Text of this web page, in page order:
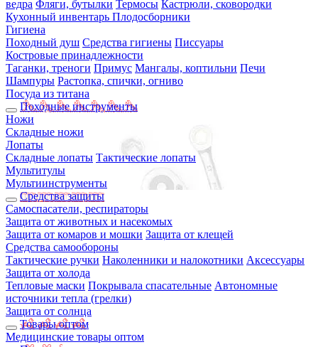
ведра Фляги, бутылки Термосы Кастрюли, сковородки
Кухонный инвентарь Плодосборники
Гигиена
Походный душ Средства гигиены Писсуары
Костровые принадлежности
Таганки, треноги Примус Мангалы, коптильни Печи
Шампуры Растопка, спички, огниво
Посуда из титана
Походные инструменты
Ножи
Складные ножи
Лопаты
Складные лопаты Тактические лопаты
Мультитулы
Мультиинструменты
Средства защиты
Самоспасатели, респираторы
Защита от животных и насекомых
Защита от комаров и мошки Защита от клещей
Средства самообороны
Тактические ручки Наколенники и налокотники Аксессуары
Защита от холода
Тепловые маски Покрывала спасательные Автономные
источники тепла (грелки)
Защита от солнца
Товары оптом
Медицинские товары оптом